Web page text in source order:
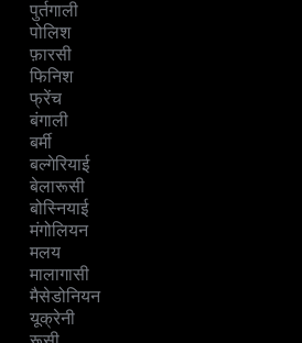
पुर्तगाली
पोलिश
फ़ारसी
फिनिश
फ्रेंच
बंगाली
बर्मी
बल्गेरियाई
बेलारूसी
बोस्नियाई
मंगोलियन
मलय
मालागासी
मैसेडोनियन
यूक्रेनी